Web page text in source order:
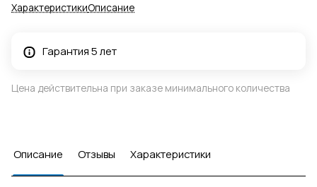
ХарактеристикиОписание
Гарантия 5 лет
Цена действительна при заказе минимального количества
Описание Отзывы Характеристики